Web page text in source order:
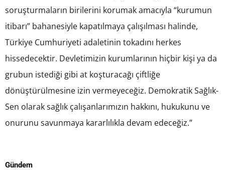
soruşturmaların birilerini korumak amacıyla “kurumun
itibarı” bahanesiyle kapatılmaya çalışılması halinde,
Türkiye Cumhuriyeti adaletinin tokadını herkes
hissedecektir. Devletimizin kurumlarının hiçbir kişi ya da
grubun istediği gibi at koşturacağı çiftliğe
dönüştürülmesine izin vermeyeceğiz. Demokratik Sağlık-
Sen olarak sağlık çalışanlarımızın hakkını, hukukunu ve
onurunu savunmaya kararlılıkla devam edeceğiz.”
Gündem